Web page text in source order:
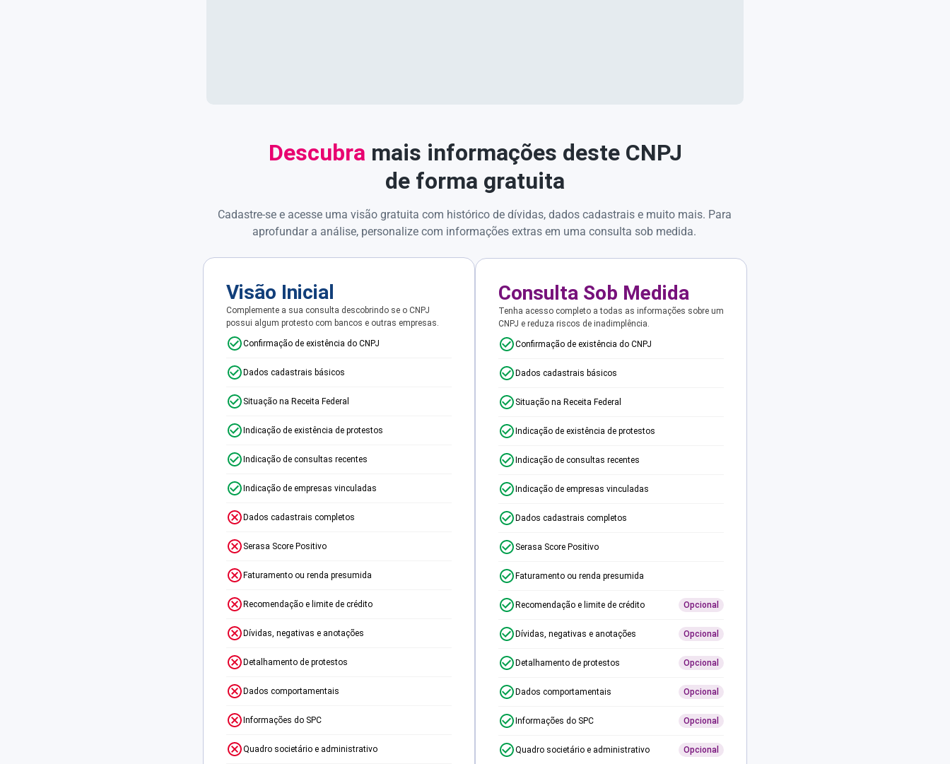
Descubra mais informações deste CNPJ
de forma gratuita
Cadastre-se e acesse uma visão gratuita com histórico de dívidas, dados cadastrais e muito mais. Para
aprofundar a análise, personalize com informações extras em uma consulta sob medida.
Visão Inicial
Complemente a sua consulta descobrindo se o CNPJ
possui algum protesto com bancos e outras empresas.
Confirmação de existência do CNPJ
Dados cadastrais básicos
Situação na Receita Federal
Indicação de existência de protestos
Indicação de consultas recentes
Indicação de empresas vinculadas
Dados cadastrais completos
Serasa Score Positivo
Faturamento ou renda presumida
Recomendação e limite de crédito
Dívidas, negativas e anotações
Detalhamento de protestos
Dados comportamentais
Informações do SPC
Quadro societário e administrativo
Consulta Sob Medida
Tenha acesso completo a todas as informações sobre um
CNPJ e reduza riscos de inadimplência.
Confirmação de existência do CNPJ
Dados cadastrais básicos
Situação na Receita Federal
Indicação de existência de protestos
Indicação de consultas recentes
Indicação de empresas vinculadas
Dados cadastrais completos
Serasa Score Positivo
Faturamento ou renda presumida
Recomendação e limite de crédito Opcional
Dívidas, negativas e anotações Opcional
Detalhamento de protestos Opcional
Dados comportamentais Opcional
Informações do SPC Opcional
Quadro societário e administrativo Opcional